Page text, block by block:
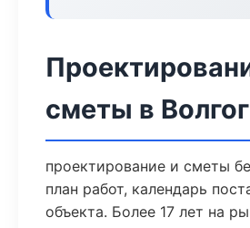
сметы в
проектирование и сметы
план работ, календарь
объекта. Более 17 лет на